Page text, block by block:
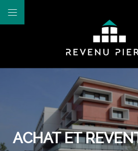
ACHAT ET